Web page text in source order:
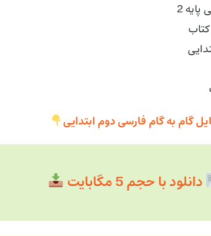
2
گام به گام فارسی دوم ابتدایی
دانلود با حجم 5 مگابایت